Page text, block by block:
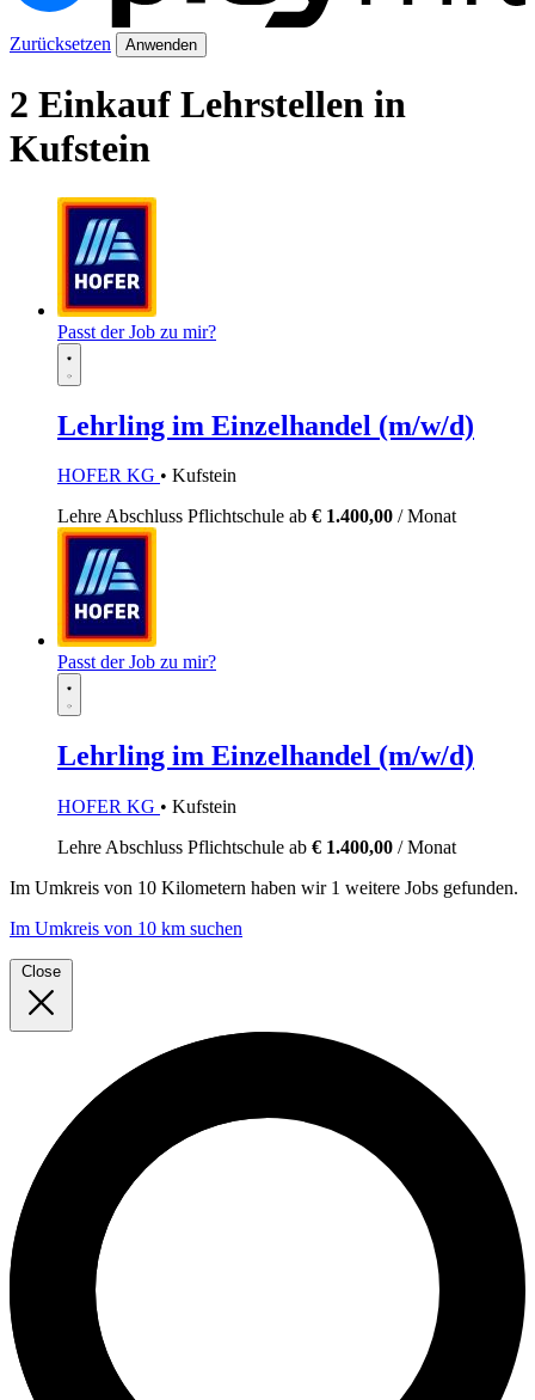
Zurücksetzen Anwenden
2 Einkauf Lehrstellen in
Kufstein
Passt der Job zu mir?
Lehrling im Einzelhandel (m/w/d)
HOFER KG • Kufstein
LehreAbschluss Pflichtschule ab € 1.400,00 / Monat
Passt der Job zu mir?
Lehrling im Einzelhandel (m/w/d)
HOFER KG • Kufstein
Lehre Abschluss Pflichtschule ab € 1.400,00 / Monat
Im Umkreis von 10 Kilometern haben wir 1 weitere Jobs gefunden.
Im Umkreis von 10 km suchen
Close